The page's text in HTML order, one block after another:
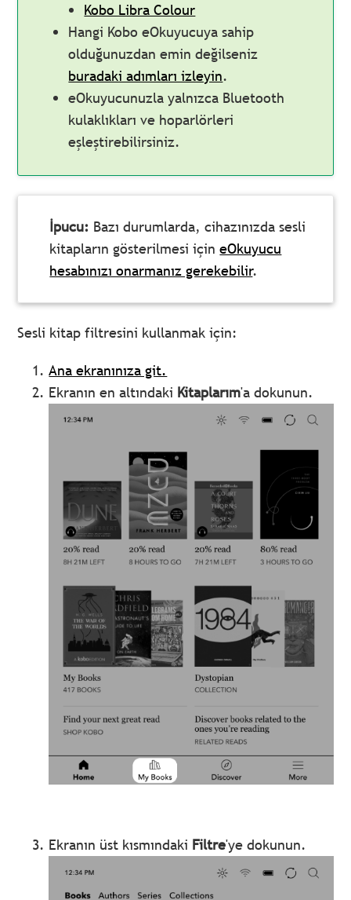
Kobo Libra Colour
Hangi Kobo eOkuyucuya sahip
olduğunuzdan emin değilseniz
buradaki adımları izleyin.
eOkuyucunuzla yalnızca Bluetooth
kulaklıkları ve hoparlörleri
eşleştirebilirsiniz.
İpucu: Bazı durumlarda, cihazınızda sesli
kitapların gösterilmesi içineOkuyucu
hesabınızı onarmanız gerekebilir.
Sesli kitap filtresini kullanmak için:
Ana ekranınıza git.
Ekranın en altındaki Kitaplarım'a dokunun.
Ekranın üst kısmındaki Filtre'ye dokunun.